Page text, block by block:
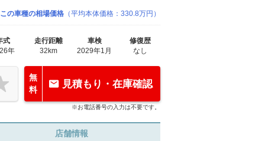
この車種の相場価格 （平均本体価格：330.8万円）
式
年
走行距離
32km
車検
2029年1月
修復歴
なし
無
料
見積もり・在庫確認
※お電話番号の入力は不要です。
店舗情報